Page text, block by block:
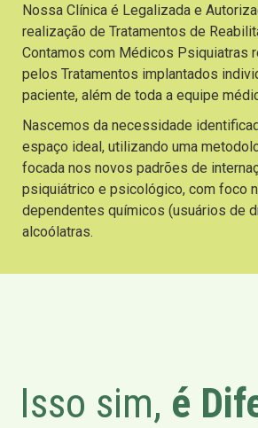
Nossa Clínica é Legalizada e
realização de Tratamentos de
Contamos com Médicos Psiquiatras
pelos Tratamentos implantados
paciente, além de toda a equipe
Nascemos da necessidade
espaço ideal, utilizando uma
focada nos novos padrões de
psiquiátrico e psicológico, com foco
dependentes químicos (usuários de
alcoólatras.
Isso sim, é